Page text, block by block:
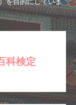
科検定